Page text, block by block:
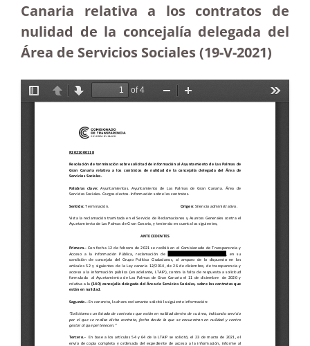
Canaria relativa a los contratos de
nulidad de la concejalía delegada del
Área de Servicios Sociales (19-V-2021)